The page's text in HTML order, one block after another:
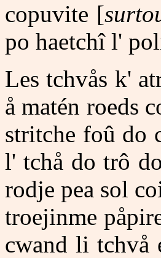
copuvite [
po haetchî l'
Les tchvås k'
å matén roeds
stritche foû do
l' tchå do trô
rodje pea sol
troejinme
cwand li tchvå